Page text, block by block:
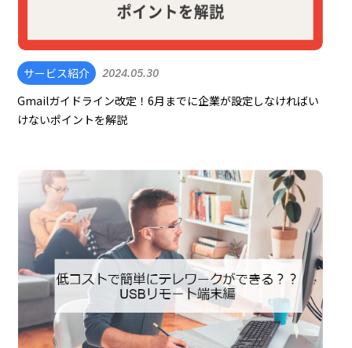
サービス紹介 2024.05.30
Gmailガイドライン改定！6月までに企業が設定しなければい
けないポイントを解説